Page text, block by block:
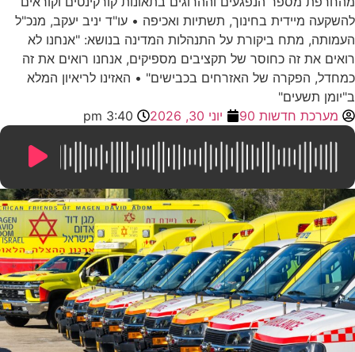
להשקעה מיידית בחינוך, תשתיות ואכיפה • עו"ד יניב יעקב, מנכ"ל
העמותה, מתח ביקורת על התנהלות המדינה בנושא: "אנחנו לא
רואים את זה כחוסר של תקציבים מספיקים, אנחנו רואים את זה
כמחדל, הפקרה של האזרחים בכבישים" • האזינו לריאיון המלא
ב"יומן תשעים"
מערכת חדשות 90
יוני 30, 2026 3:40 pm
0:00
/
9:28